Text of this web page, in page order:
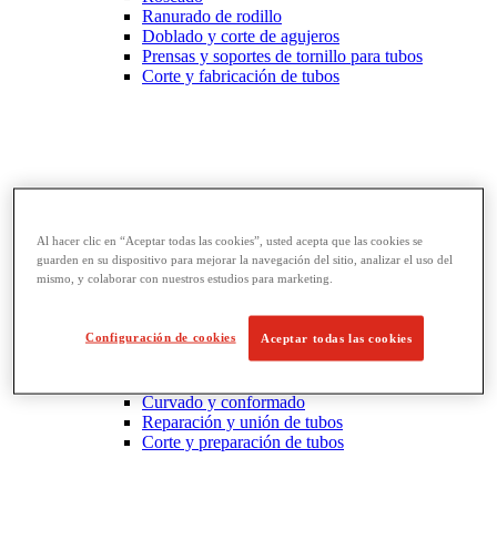
Ranurado de rodillo
Doblado y corte de agujeros
Prensas y soportes de tornillo para tubos
Corte y fabricación de tubos
Llaves y herramientas para tubos
View All Llaves y herramientas para tubos
Curvado y conformado
Reparación y unión de tubos
Corte y preparación de tubos
Al hacer clic en “Aceptar todas las cookies”, usted acepta que las cookies se
guarden en su dispositivo para mejorar la navegación del sitio, analizar el uso del
mismo, y colaborar con nuestros estudios para marketing.
Configuración de cookies Aceptar todas las cookies